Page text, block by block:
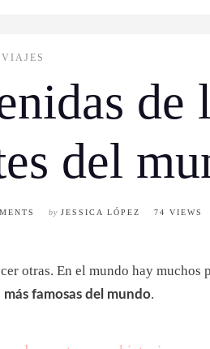
VIAJES
de
del
by JESSICA LÓPEZ 74 VIEWS
otras. En el mundo hay muchos
más famosas del mundo.